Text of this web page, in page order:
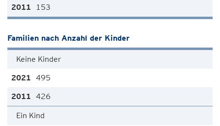
153
Familien nach Anzahl der Kinder
Keine Kinder
495
426
Ein Kind